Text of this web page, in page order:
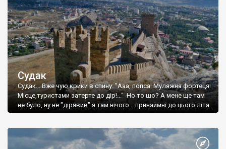
Судак
Судак... Вже чую крики в спину: "Ааа, попса! Муляжна фортеця!
Місце,туристами затерте до дір!..." Но то шо? А мене ще там
не було, ну не "дірявив" я там нічого... принаймні до цього літа.